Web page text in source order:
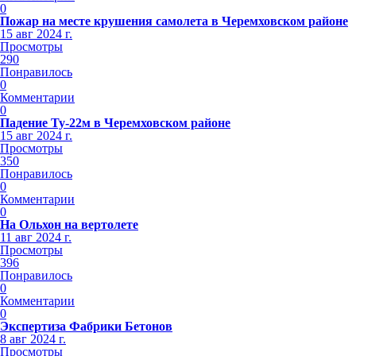
0
Пожар на месте крушения самолета в Черемховском районе
15 авг 2024 г.
Просмотры
290
Понравилось
0
Комментарии
0
Падение Ту-22м в Черемховском районе
15 авг 2024 г.
Просмотры
350
Понравилось
0
Комментарии
0
На Ольхон на вертолете
11 авг 2024 г.
Просмотры
396
Понравилось
0
Комментарии
0
Экспертиза Фабрики Бетонов
8 авг 2024 г.
Просмотры